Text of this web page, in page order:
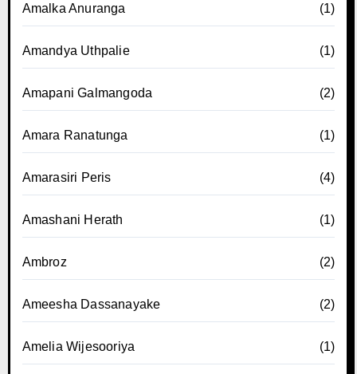
Amalka Anuranga (1)
Amandya Uthpalie (1)
Amapani Galmangoda (2)
Amara Ranatunga (1)
Amarasiri Peris (4)
Amashani Herath (1)
Ambroz (2)
Ameesha Dassanayake (2)
Amelia Wijesooriya (1)